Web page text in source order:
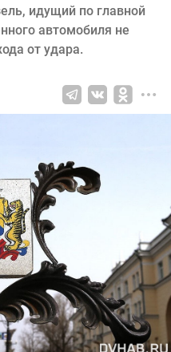
идущий по главной
автомобиля не
от удара.